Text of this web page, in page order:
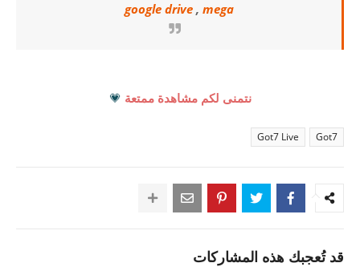
google drive, mega
نتمنى لكم مشاهدة ممتعة 💗
Got7
Got7 Live
قد تُعجبك هذه المشاركات